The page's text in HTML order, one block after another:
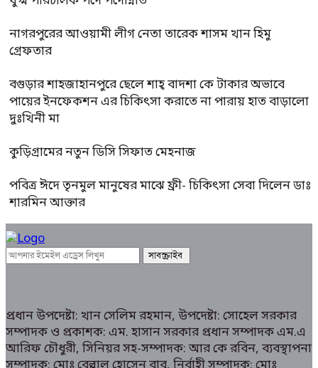
নাগরপুরের আওয়ামী লীগ নেতা তারেক শাসম খান হিমু
গ্রেফতার
বগুড়ার শাহজাহানপুরে ছেলে শাহ্ বাদশা কে টাকার অভাবে
পায়ের ইনফেকশন এর চিকিৎসা করাতে না পারায় হাত বাড়ালো
দুঃখিনী মা
কুড়িগ্রামের নতুন ডিসি সিফাত মেহনাজ
পবিত্র ঈদে তৃনমুল মানুষের মাঝে ফ্রী- চিকিৎসা সেবা দিলেন ডাঃ
শারমিন আক্তার
প্রধান উপদেষ্টা: খান সেলিম রহমান, উপদেষ্টা: সোহেল সরকার
সম্পাদক ও প্রকাশক: এম. হাসান সরকার প্রধান সম্পাদক এম.এ
আরিফ চৌধুরী, সিনিয়র সহ-সম্পাদক: আর কে রবিন, ব্যবস্থাপনা